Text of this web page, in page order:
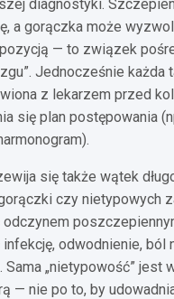
diagnostyki.
a gorączka może
— to związek
Jednocześnie każda
z lekarzem przed
się plan postępowania
się także wątek
czy nietypowych
odwodnienie, ból
„nietypowość” jest
— nie po to, by